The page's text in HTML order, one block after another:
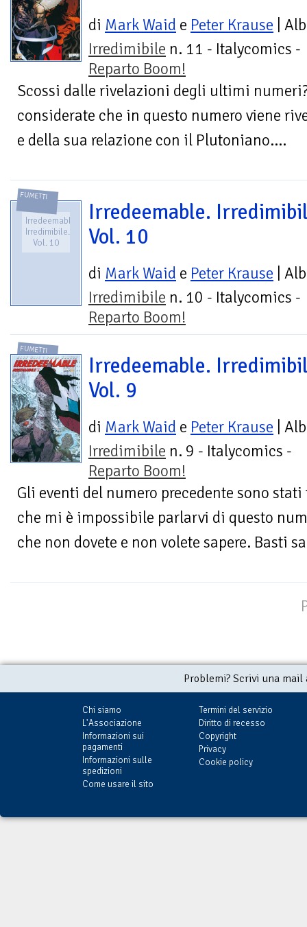
di Mark Waid e Peter Krause |
Irredimibile n. 11 - Italycomics -
Reparto Boom!
Scossi dalle rivelazioni degli ultimi
considerate che in questo numero viene
e della sua relazione con il Plutoniano....
FUMETTI
Irredeemable.
Irredimibile.
Vol. 10
Irredeemable.
Vol. 10
di Mark Waid e Peter Krause |
Irredimibile n. 10 - Italycomics -
Reparto Boom!
FUMETTI
Irredeemable.
Vol. 9
di Mark Waid e Peter Krause |
Irredimibile n. 9 - Italycomics -
Reparto Boom!
Gli eventi del numero precedente sono
che mi è impossibile parlarvi di questo
che non dovete e non volete sapere. Basti
Problemi? Scrivi una
Chi siamo
L'Associazione
Informazioni sui
pagamenti
Informazioni sulle
spedizioni
Come usare il sito
Termini del servizio
Diritto di recesso
Copyright
Privacy
Cookie policy